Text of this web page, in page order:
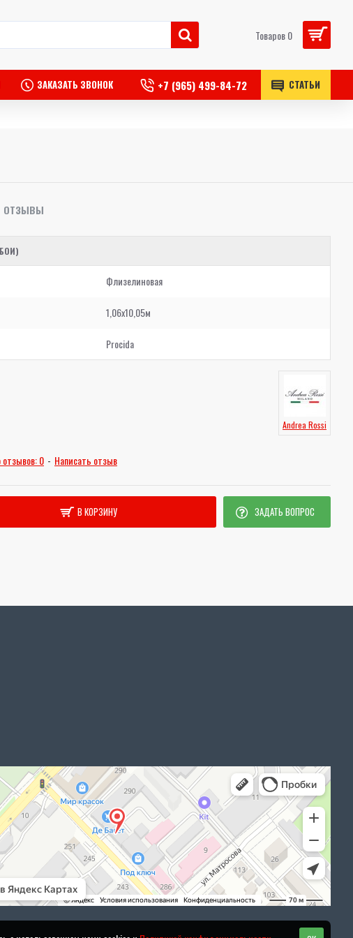
Товаров 0
ЗАКАЗАТЬ ЗВОНОК +7 (965) 499-84-72 СТАТЬИ
ОТЗЫВЫ
Флизелиновая
1,06x10,05м
Procida
Andrea Rossi
отзывов: 0 - Написать отзыв
В КОРЗИНУ ЗАДАТЬ ВОПРОС